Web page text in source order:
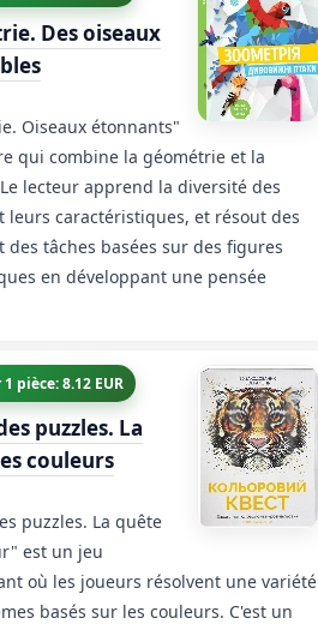
Des oiseaux
Oiseaux étonnants"
qui combine la géométrie et la
lecteur apprend la diversité des
leurs caractéristiques, et résout des
des tâches basées sur des figures
en développant une pensée
pièce: 8.12 EUR
puzzles. La
couleurs
puzzles. La quête
est un jeu
où les joueurs résolvent une variété
basés sur les couleurs. C'est un